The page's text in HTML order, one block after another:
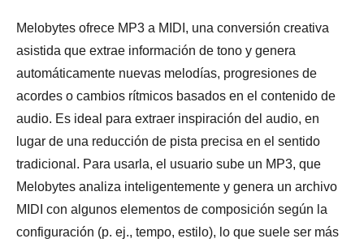
Melobytes ofrece MP3 a MIDI, una conversión creativa
asistida que extrae información de tono y genera
automáticamente nuevas melodías, progresiones de
acordes o cambios rítmicos basados en el contenido de
audio. Es ideal para extraer inspiración del audio, en
lugar de una reducción de pista precisa en el sentido
tradicional. Para usarla, el usuario sube un MP3, que
Melobytes analiza inteligentemente y genera un archivo
MIDI con algunos elementos de composición según la
configuración (p. ej., tempo, estilo), lo que suele ser más